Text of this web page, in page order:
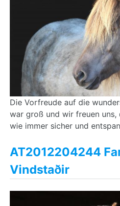
Die Vorfreude auf die
war groß und wir freuen uns,
wie immer sicher und
AT2012204244
Vindstaðir